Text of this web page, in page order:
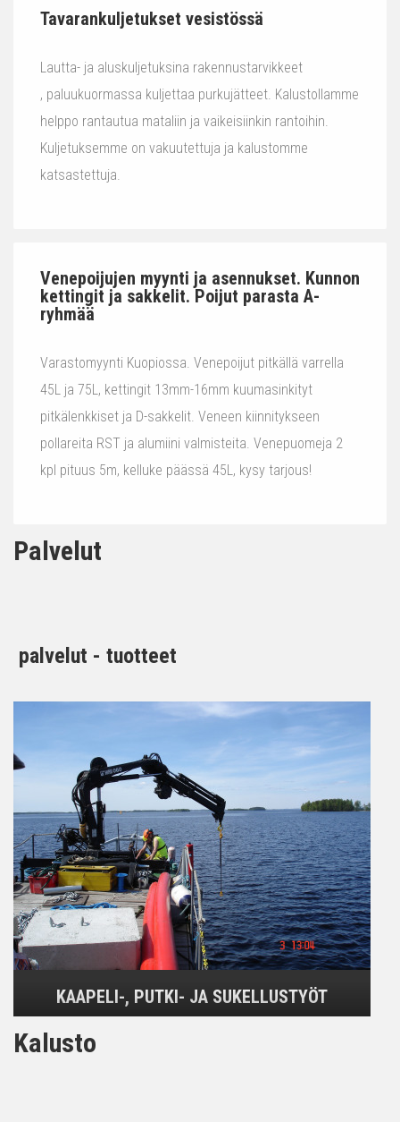
Tavarankuljetukset vesistössä
Lautta- ja aluskuljetuksina rakennustarvikkeet
, paluukuormassa kuljettaa purkujätteet. Kalustollamme
helppo rantautua mataliin ja vaikeisiinkin rantoihin.
Kuljetuksemme on vakuutettuja ja kalustomme
katsastettuja.
Venepoijujen myynti ja asennukset. Kunnon
kettingit ja sakkelit. Poijut parasta A-
ryhmää
Varastomyynti Kuopiossa. Venepoijut pitkällä varrella
45L ja 75L, kettingit 13mm-16mm kuumasinkityt
pitkälenkkiset ja D-sakkelit. Veneen kiinnitykseen
pollareita RST ja alumiini valmisteita. Venepuomeja 2
kpl pituus 5m, kelluke päässä 45L, kysy tarjous!
Palvelut
palvelut - tuotteet
KAAPELI-, PUTKI- JA SUKELLUSTYÖT
Kalusto